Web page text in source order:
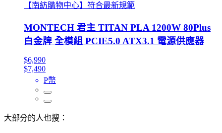
【南紡購物中心】符合最新規範
MONTECH 君主 TITAN PLA 1200W 80Plus
白金牌 全模組 PCIE5.0 ATX3.1 電源供應器
$6,990
$7,490
P幣
大部分的人也搜：